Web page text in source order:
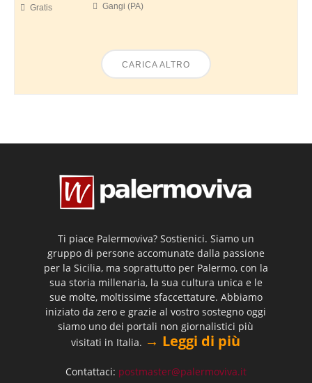
Gangi (PA)
Gratis
CARICA ALTRO
Ti piace Palermoviva? Sostienici. Siamo un
gruppo di persone accomunate dalla passione
per la Sicilia, ma soprattutto per Palermo, con la
sua storia millenaria, la sua cultura unica e le
sue molte, moltissime sfaccettature. Abbiamo
iniziato da zero e grazie al vostro sostegno oggi
siamo uno dei portali non giornalistici più
visitati in Italia. → Leggi di più
Contattaci: postmaster@palermoviva.it